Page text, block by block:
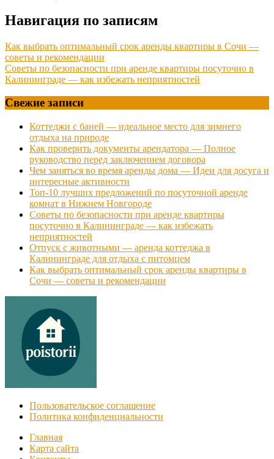
Навигация по записям
Как выбрать оптимальный срок аренды квартиры в Сочи —
советы и рекомендации
Советы по безопасности при аренде квартиры посуточно в
Калининграде — как избежать неприятностей
Свежие записи
Коттеджи с баней — идеальное место для зимнего
отдыха на природе
Как проверить документы арендатора — Полное
руководство перед заключением договора
Чем заняться во время аренды дома — Идеи для досуга и
интересные активности
Топ-10 лучших предложений по посуточной аренде
комнат в Нижнем Новгороде
Советы по безопасности при аренде квартиры
посуточно в Калининграде — как избежать
неприятностей
Отпуск с животными — аренда коттеджа в
Калининграде для отдыха с питомцем
Как выбрать оптимальный срок аренды квартиры в
Сочи — советы и рекомендации
Пользовательское соглашение
Политика конфиденциальности
Главная
Карта сайта